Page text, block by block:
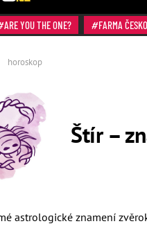
ARE YOU THE ONE? FARMA ČESKO
horoskop
Štír –
astrologické znamení